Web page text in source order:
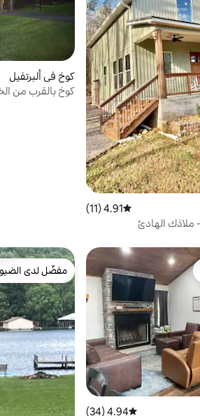
متوسط التقييم 4.91 من 5، 11 مراجعات
4.91 (11)
كوخ في ألبرتفيل
كوخ بالقرب من
متوسط التقييم 4.94 من 5، 34 مراجعات
4.94 (34)
مفضّل لدى
مفضّل لدى